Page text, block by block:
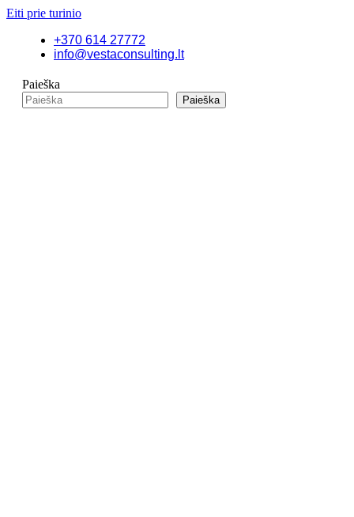
Eiti prie turinio
+370 614 27772
info@vestaconsulting.lt
Paieška
Paieška